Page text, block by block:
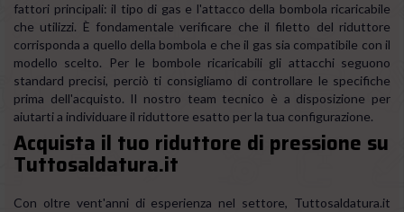
fattori principali: il tipo di gas e l'attacco della bombola ricaricabile
che utilizzi. È fondamentale verificare che il filetto del riduttore
corrisponda a quello della bombola e che il gas sia compatibile con il
modello scelto. Per le bombole ricaricabili gli attacchi seguono
standard precisi, perciò ti consigliamo di controllare le specifiche
prima dell'acquisto. Il nostro team tecnico è a disposizione per
aiutarti a individuare il riduttore esatto per la tua configurazione.
Acquista il tuo riduttore di pressione su
Tuttosaldatura.it
Con oltre vent'anni di esperienza nel settore, Tuttosaldatura.it